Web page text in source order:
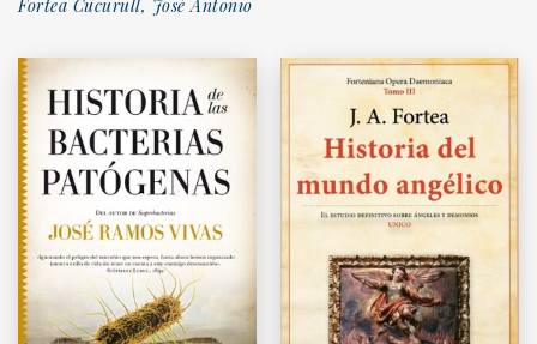
Fortea Cucurull, José Antonio